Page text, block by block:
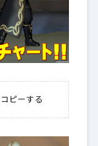
ピーする